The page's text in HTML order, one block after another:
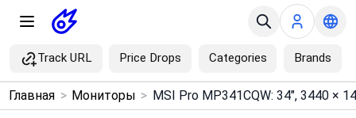
Track URL Price Drops Categories Brands
Menu ×
Главная > Мониторы >